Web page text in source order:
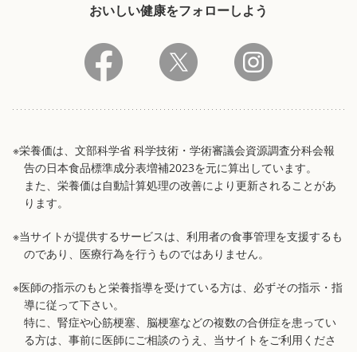
おいしい健康をフォローしよう
※栄養価は、文部科学省 科学技術・学術審議会資源調査分科会報
告の日本食品標準成分表増補2023を元に算出しています。
また、栄養価は自動計算処理の改善により更新されることがあ
ります。
※当サイトが提供するサービスは、利用者の食事管理を支援するも
のであり、医療行為を行うものではありません。
※医師の指示のもと栄養指導を受けている方は、必ずその指示・指
導に従って下さい。
特に、腎症や心筋梗塞、脳梗塞などの複数の合併症を患ってい
る方は、事前に医師にご相談のうえ、当サイトをご利用くださ